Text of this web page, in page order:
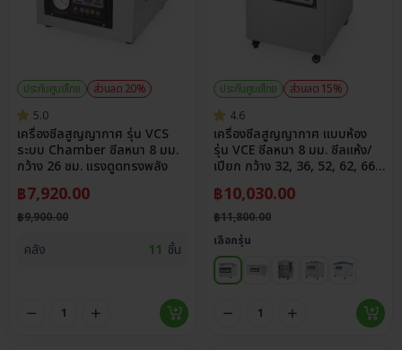
ประกันศูนย์ไทย
ส่วนลด 20%
5.0
เครื่องซีลสูญญากาศ รุ่น VCS
ระบบ Chamber ซีลหนา 8 มม.
กว้าง 26 ซม. แรงดูดทรงพลัง
฿7,920.00
฿9,900.00
คลัง 11 ชิ้น
ประกันศูนย์ไทย
ส่วนลด 15%
4.6
เครื่องซีลสูญญากาศ แบบห้อง
รุ่น VCE ซีลหนา 8 มม. ซีลแห้ง/
เปียก กว้าง 32, 36, 52, 62, 66
฿10,030.00
฿11,800.00
เลือกรุ่น